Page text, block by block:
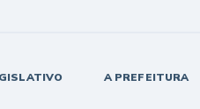
A PREFEITURA